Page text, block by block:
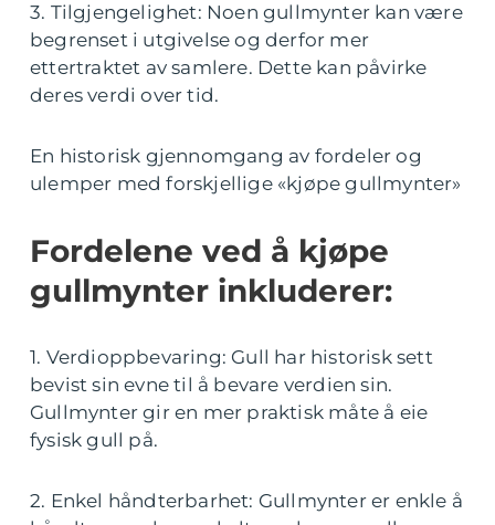
3. Tilgjengelighet: Noen gullmynter kan være
begrenset i utgivelse og derfor mer
ettertraktet av samlere. Dette kan påvirke
deres verdi over tid.
En historisk gjennomgang av fordeler og
ulemper med forskjellige «kjøpe gullmynter»
Fordelene ved å kjøpe
gullmynter inkluderer:
1. Verdioppbevaring: Gull har historisk sett
bevist sin evne til å bevare verdien sin.
Gullmynter gir en mer praktisk måte å eie
fysisk gull på.
2. Enkel håndterbarhet: Gullmynter er enkle å